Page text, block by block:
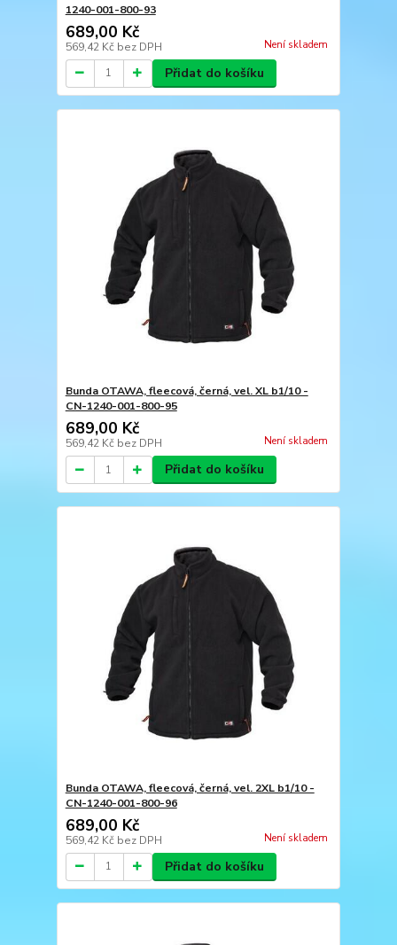
1240-001-800-93
689,00 Kč
569,42 Kč bez DPH Není skladem
Přidat do košíku
Bunda OTAWA, fleecová, černá, vel. XL b1/10 -
CN-1240-001-800-95
689,00 Kč
569,42 Kč bez DPH Není skladem
Přidat do košíku
Bunda OTAWA, fleecová, černá, vel. 2XL b1/10 -
CN-1240-001-800-96
689,00 Kč
569,42 Kč bez DPH Není skladem
Přidat do košíku